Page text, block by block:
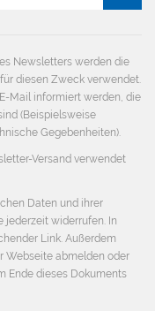
Newsletters werden die
diesen Zweck verwendet.
Mail informiert werden, die
(Beispielsweise
Gegebenheiten).
Versand verwendet
Daten und ihrer
jederzeit widerrufen. In
Link. Außerdem
Webseite abmelden oder
Ende dieses Dokuments